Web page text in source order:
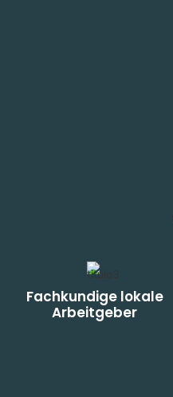
Fachkundige lokale
Arbeitgeber